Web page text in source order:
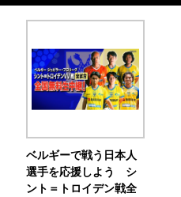
ベルギーで戦う日本人
選手を応援しよう シ
ント＝トロイデン戦全